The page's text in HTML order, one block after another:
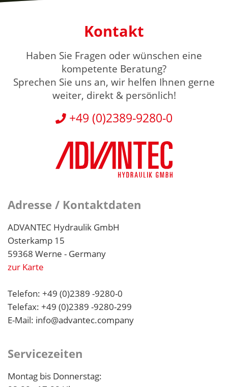
Kontakt
Haben Sie Fragen oder wünschen eine
kompetente Beratung?
Sprechen Sie uns an, wir helfen Ihnen gerne
weiter, direkt & persönlich!
+49 (0)2389-9280-0
Adresse / Kontaktdaten
ADVANTEC Hydraulik GmbH
Osterkamp 15
59368 Werne - Germany
zur Karte
Telefon: +49 (0)2389 -9280-0
Telefax: +49 (0)2389 -9280-299
E-Mail: info@advantec.company
Servicezeiten
Montag bis Donnerstag: